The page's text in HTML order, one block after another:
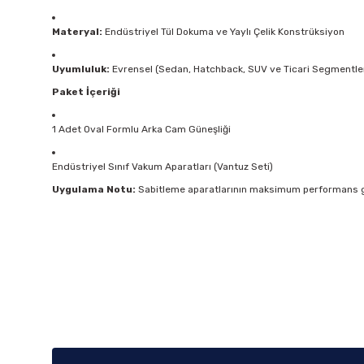
Materyal: Endüstriyel Tül Dokuma ve Yaylı Çelik Konstrüksiyon
Uyumluluk: Evrensel (Sedan, Hatchback, SUV ve Ticari
Paket İçeriği
1 Adet Oval Formlu Arka Cam Güneşliği
Endüstriyel Sınıf Vakum Aparatları (Vantuz Seti)
Uygulama Notu: Sabitleme aparatlarının maksimum performans